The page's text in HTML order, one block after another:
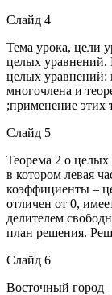
Слайд 4
Тема урока, цели
целых
целых уравнений:
многочлена и
;применение этих
Слайд 5
Теорема 2 о целых
в котором левая
коэффициенты –
отличен от 0,
делителем
план решения.
Слайд 6
Восточный город